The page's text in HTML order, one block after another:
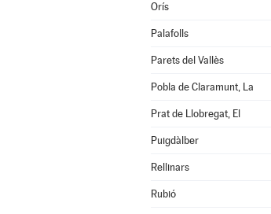
Orís
Palafolls
Parets del Vallès
Pobla de Claramunt, La
Prat de Llobregat, El
Puigdàlber
Rellinars
Rubió